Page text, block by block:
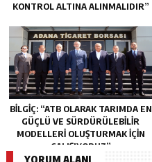
KONTROL ALTINA ALINMALIDIR”
BİLGİÇ: “ATB OLARAK TARIMDA EN
GÜÇLÜ VE SÜRDÜRÜLEBİLİR
MODELLERİ OLUŞTURMAK İÇİN
ÇALIŞIYORUZ”
YORUM ALANI